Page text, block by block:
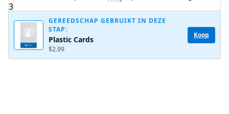
Plaats opmerking
GEREEDSCHAP GEBRUIKT IN DEZE
STAP:
Plastic Cards
$2.99
Koop